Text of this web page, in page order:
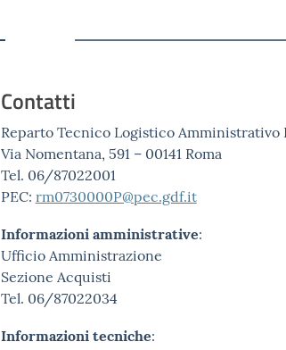
Contatti
Reparto Tecnico Logistico Amministrativo
Via Nomentana, 591 – 00141 Roma
Tel. 06/87022001
PEC: rm0730000P@pec.gdf.it
Informazioni amministrative:
Ufficio Amministrazione
Sezione Acquisti
Tel. 06/87022034
Informazioni tecniche: